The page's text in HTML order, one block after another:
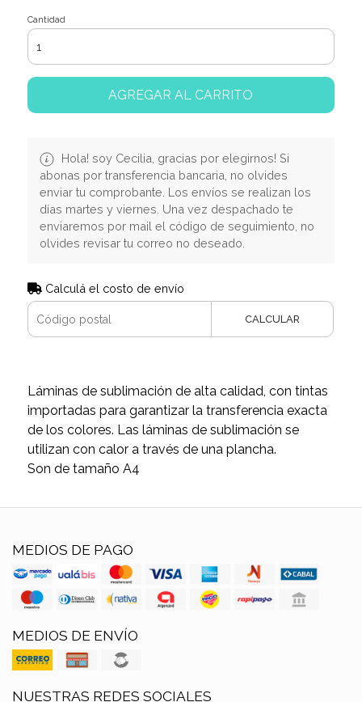
Cantidad
AGREGAR AL CARRITO
Hola! soy Cecilia, gracias por elegirnos! Si
abonas por transferencia bancaria, no olvides
enviar tu comprobante. Los envíos se realizan los
días martes y viernes. Una vez despachado te
enviaremos por mail el código de seguimiento, no
olvides revisar tu correo no deseado.
Calculá el costo de envío
CALCULAR
Láminas de sublimación de alta calidad, con tintas
importadas para garantizar la transferencia exacta
de los colores. Las láminas de sublimación se
utilizan con calor a través de una plancha.
Son de tamaño A4
MEDIOS DE PAGO
MEDIOS DE ENVÍO
NUESTRAS REDES SOCIALES